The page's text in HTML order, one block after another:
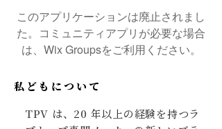
このアプリケーションは廃止されまし
た。コミュニティアプリが必要な場合
は、Wix Groupsをご利用ください。
私どもについて
TPV は、20 年以上の経験を持つラ